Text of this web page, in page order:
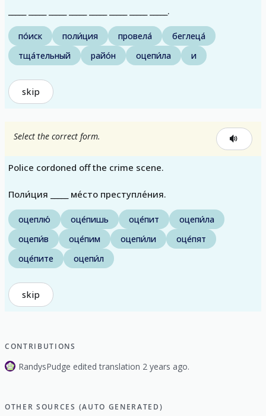
_____ _____ _____ _____ _____ _____ _____ _____.
по́иск поли́ция провела́
беглеца́
тща́тельный
райо́н оцепи́ла и
skip
Select the correct form.
Police cordoned off the crime scene.
Поли́ция _____ ме́сто преступле́ния.
оцеплю́ оце́пишь оце́пит
оцепи́ла
оцепи́в
оце́пим оцепи́ли
оце́пят
оце́пите
оцепи́л
skip
CONTRIBUTIONS
RandysPudge edited translation 2 years ago.
OTHER SOURCES (AUTO GENERATED)